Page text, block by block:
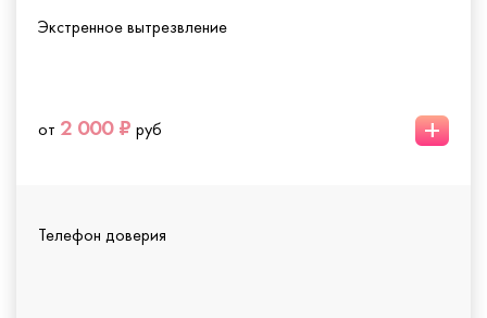
Экстренное вытрезвление
от 2 000 ₽ руб +
Телефон доверия